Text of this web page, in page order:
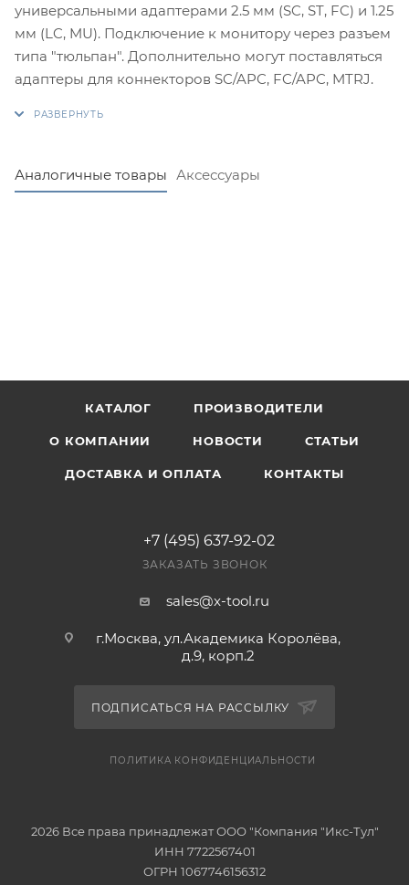
универсальными адаптерами 2.5 мм (SC, ST, FC) и 1.25
мм (LC, MU). Подключение к монитору через разъем
типа "тюльпан". Дополнительно могут поставляться
адаптеры для коннекторов SC/APC, FC/APC, MTRJ.
Аналогичные товары Аксессуары
КАТАЛОГ ПРОИЗВОДИТЕЛИ
О КОМПАНИИ НОВОСТИ СТАТЬИ
ДОСТАВКА И ОПЛАТА КОНТАКТЫ
+7 (495) 637-92-02
ЗАКАЗАТЬ ЗВОНОК
sales@x-tool.ru
г.Москва, ул.Академика Королёва,
д.9, корп.2
ПОДПИСАТЬСЯ НА РАССЫЛКУ
ПОЛИТИКА КОНФИДЕНЦИАЛЬНОСТИ
2026 Все права принадлежат ООО "Компания "Икс-Тул"
ИНН 7722567401
ОГРН 1067746156312